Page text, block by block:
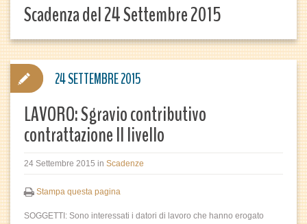
Scadenza del 24 Settembre 2015
LAVORO: Sgravio contributivo
contrattazione II livello
24 Settembre 2015 in Scadenze
Stampa questa pagina
SOGGETTI: Sono interessati i datori di lavoro che hanno erogato
24 SETTEMBRE 2015